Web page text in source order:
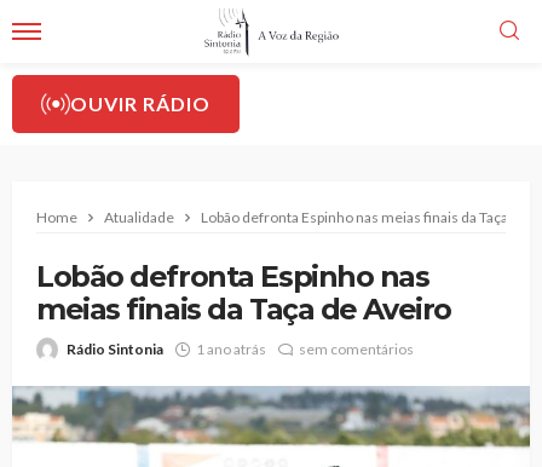
OUVIR RÁDIO
Home Atualidade Lobão defronta Espinho nas meias finais da Taça de
Lobão defronta Espinho nas
meias finais da Taça de Aveiro
Rádio Sintonia 1 ano atrás sem comentários